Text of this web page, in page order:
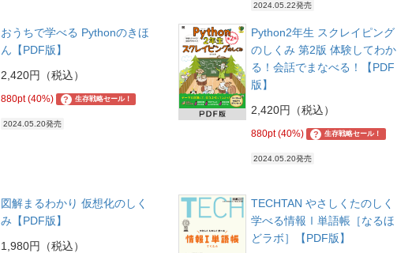
2024.05.22発売
おうちで学べる Pythonのきほ
ん【PDF版】
2,420円（税込）
880pt (40%) ? 生存戦略セール！
2024.05.20発売
Python2年生 スクレイピング
のしくみ 第2版 体験してわか
る！会話でまなべる！【PDF
版】
2,420円（税込）
880pt (40%) ? 生存戦略セール！
2024.05.20発売
図解まるわかり 仮想化のしく
み【PDF版】
1,980円（税込）
TECHTAN やさしくたのしく
学べる情報Ⅰ単語帳［なるほ
どラボ］【PDF版】